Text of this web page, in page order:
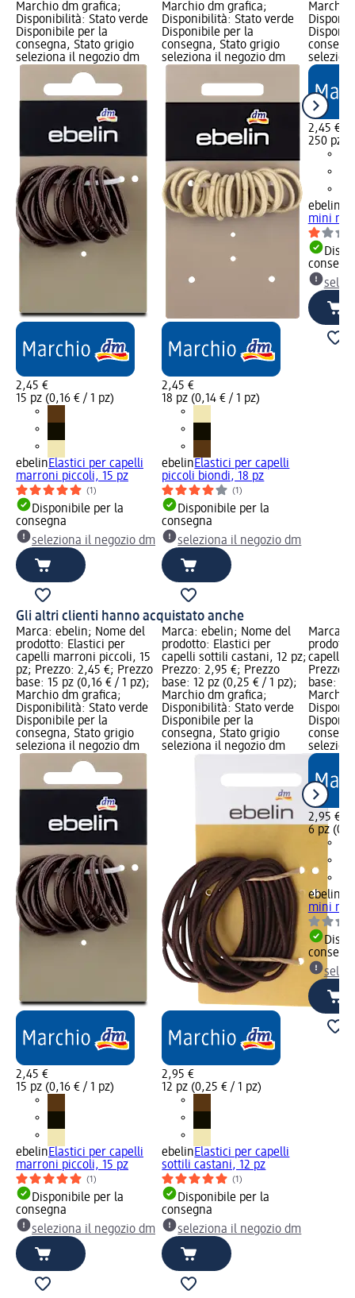
Marchio dm grafica;
Disponibilità: Stato verde
Disponibile per la
consegna, Stato grigio
seleziona il negozio dm
2,45 €
15 pz (0,16 € / 1 pz)
ebelinElastici per capelli
marroni piccoli, 15 pz
(1)
Disponibile per la
consegna
seleziona il negozio dm
Marchio dm grafica;
Disponibilità: Stato verde
Disponibile per la
consegna, Stato grigio
seleziona il negozio dm
2,45 €
18 pz (0,14 € / 1 pz)
ebelinElastici per capelli
piccoli biondi, 18 pz
(1)
Disponibile per la
consegna
seleziona il negozio dm
Marchio
2,45 €
250 pz
ebelin
mini
Gli altri clienti hanno acquistato anche
Marca: ebelin; Nome del
prodotto: Elastici per
capelli marroni piccoli, 15
pz; Prezzo: 2,45 €; Prezzo
base: 15 pz (0,16 € / 1 pz);
Marchio dm grafica;
Disponibilità: Stato verde
Disponibile per la
consegna, Stato grigio
seleziona il negozio dm
2,45 €
15 pz (0,16 € / 1 pz)
ebelinElastici per capelli
marroni piccoli, 15 pz
(1)
Disponibile per la
consegna
seleziona il negozio dm
Marca: ebelin; Nome del
prodotto: Elastici per
capelli sottili castani, 12 pz;
Prezzo: 2,95 €; Prezzo
base: 12 pz (0,25 € / 1 pz);
Marchio dm grafica;
Disponibilità: Stato verde
Disponibile per la
consegna, Stato grigio
seleziona il negozio dm
2,95 €
12 pz (0,25 € / 1 pz)
ebelinElastici per capelli
sottili castani, 12 pz
(1)
Disponibile per la
consegna
seleziona il negozio dm
Marca:
capelli
Prezzo:
base: 6
Marchio
2,95 €
6 pz
ebelin
mini